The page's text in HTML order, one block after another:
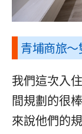
青埔商旅～
我們這次入
間規劃的很
來說他們的